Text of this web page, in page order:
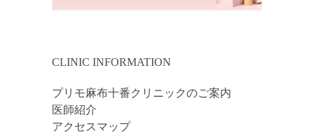
軟骨組織採取部のリスクについて
耳たぶ周囲から主に軟骨を採取する
ため、術後イヤホンを装着しにくく
なることがあります。
CLINIC INFORMATION
プリモ麻布十番クリニックのご案内
医師紹介
アクセスマップ